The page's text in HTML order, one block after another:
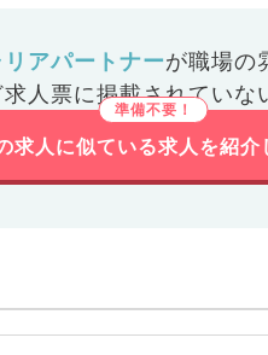
アパートナーが職場の
求人票に掲載されていな
求人に似ている求人を紹介